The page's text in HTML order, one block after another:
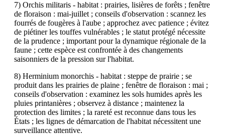
7) Orchis militaris - habitat : prairies, lisières de forêts ; fenêtre
de floraison : mai-juillet ; conseils d'observation : scannez les
fourrés de fougères à l'aube ; approchez avec patience ; évitez
de piétiner les touffes vulnérables ; le statut protégé nécessite
de la prudence ; important pour la dynamique régionale de la
faune ; cette espèce est confrontée à des changements
saisonniers de la pression sur l'habitat.
8) Herminium monorchis - habitat : steppe de prairie ; se
produit dans les prairies de plaine ; fenêtre de floraison : mai ;
conseils d'observation : examinez les sols humides après les
pluies printanières ; observez à distance ; maintenez la
protection des limites ; la rareté est reconnue dans tous les
États ; les lignes de démarcation de l'habitat nécessitent une
surveillance attentive.